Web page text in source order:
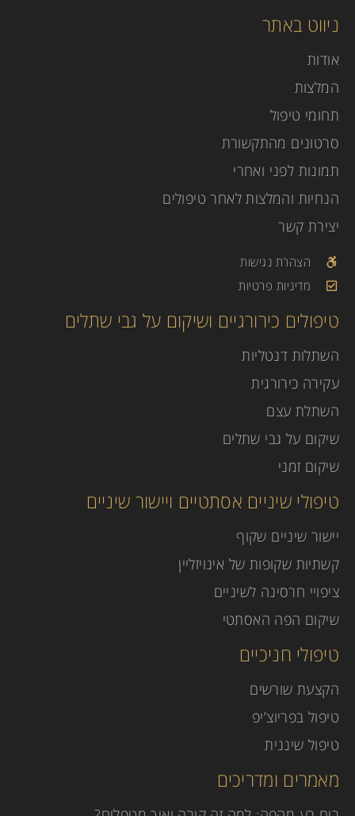
ניווט באתר
אודות
המלצות
תחומי טיפול
סרטונים מהתקשורת
תמונות לפני ואחרי
הנחיות והמלצות לאחר טיפולים
יצירת קשר
הצהרת נגישות
מדיניות פרטיות
טיפולים כירורגיים ושיקום על גבי שתלים
השתלות דנטליות
עקירה כירורגית
השתלת עצם
שיקום על גבי שתלים
שיקום זמני
טיפולי שיניים אסתטיים ויישור שיניים
יישור שיניים שקוף
קשתיות שקופות של אינויזליין
ציפויי חרסינה לשיניים
שיקום הפה האסתטי
טיפולי חניכיים
הקצעת שורשים
טיפול בפריוצ’יפ
טיפול שיננית
מאמרים ומדריכים